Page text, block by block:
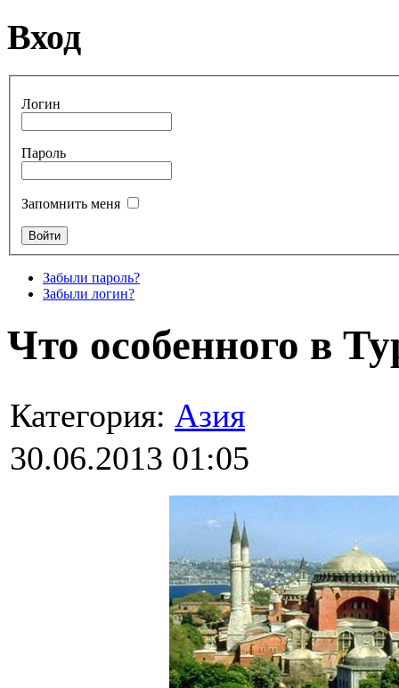
Вход
Логин
Пароль
Запомнить меня
Забыли пароль?
Забыли логин?
Что особенного в
Категория: Азия
30.06.2013 01:05